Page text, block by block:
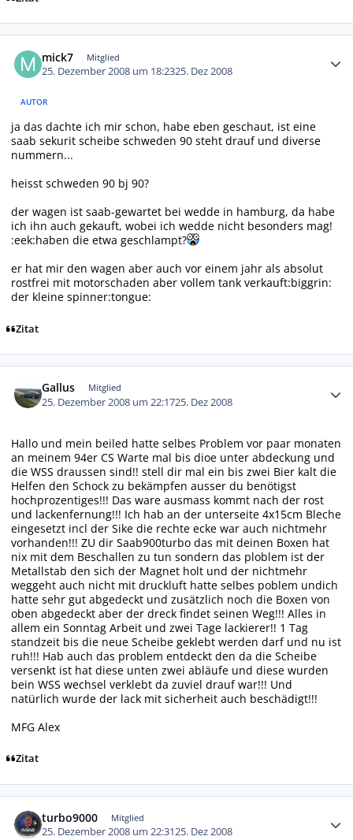
mick7 Mitglied
25. Dezember 2008 um 18:2325. Dez 2008
AUTOR
ja das dachte ich mir schon, habe eben geschaut, ist eine
saab sekurit scheibe schweden 90 steht drauf und diverse
nummern...
heisst schweden 90 bj 90?
der wagen ist saab-gewartet bei wedde in hamburg, da habe
ich ihn auch gekauft, wobei ich wedde nicht besonders mag!
:eek:haben die etwa geschlampt?
er hat mir den wagen aber auch vor einem jahr als absolut
rostfrei mit motorschaden aber vollem tank verkauft:biggrin:
der kleine spinner:tongue:
Zitat
Gallus Mitglied
25. Dezember 2008 um 22:1725. Dez 2008
Hallo und mein beiled hatte selbes Problem vor paar monaten
an meinem 94er CS Warte mal bis dioe unter abdeckung und
die WSS draussen sind!! stell dir mal ein bis zwei Bier kalt die
Helfen den Schock zu bekämpfen ausser du benötigst
hochprozentiges!!! Das ware ausmass kommt nach der rost
und lackenfernung!!! Ich hab an der unterseite 4x15cm Bleche
eingesetzt incl der Sike die rechte ecke war auch nichtmehr
vorhanden!!! ZU dir Saab900turbo das mit deinen Boxen hat
nix mit dem Beschallen zu tun sondern das ploblem ist der
Metallstab den sich der Magnet holt und der nichtmehr
weggeht auch nicht mit druckluft hatte selbes poblem undich
hatte sehr gut abgedeckt und zusätzlich noch die Boxen von
oben abgedeckt aber der dreck findet seinen Weg!!! Alles in
allem ein Sonntag Arbeit und zwei Tage lackierer!! 1 Tag
standzeit bis die neue Scheibe geklebt werden darf und nu ist
ruh!!! Hab auch das problem entdeckt den da die Scheibe
versenkt ist hat diese unten zwei abläufe und diese wurden
bein WSS wechsel verklebt da zuviel drauf war!!! Und
natürlich wurde der lack mit sicherheit auch beschädigt!!!
MFG Alex
Zitat
turbo9000 Mitglied
25. Dezember 2008 um 22:3125. Dez 2008